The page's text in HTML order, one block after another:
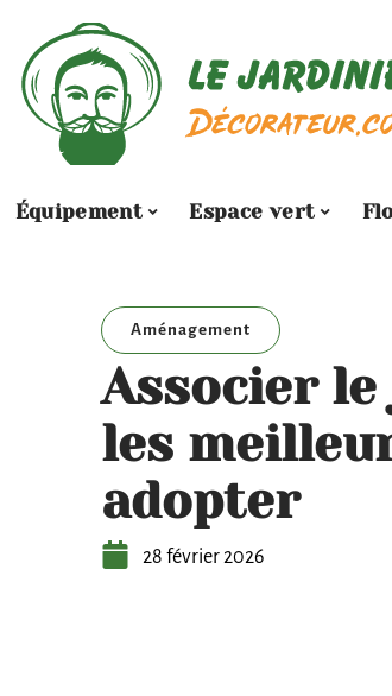
Équipement Espace vert
Aménagement
Associer
les
adopter
28 février 2026